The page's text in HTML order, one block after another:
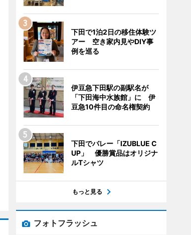
下田で1泊2日の移住体験ツ
アー 空き家内見やDIY事
例を巡る
伊豆急下田駅の副駅名が
「下田海中水族館」に 伊
豆急10件目の命名権契約
下田でバレー「IZUBLUE C
UP」 優勝賞品はオリジナ
ルTシャツ
もっと見る
フォトフラッシュ